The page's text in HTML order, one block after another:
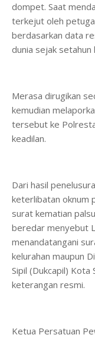
dompet. Saat
terkejut oleh
berdasarkan data
dunia sejak setahun
Merasa dirugikan
kemudian
tersebut ke
keadilan.
Dari hasil
keterlibatan oknum
surat kematian
beredar menyebut
menandatangani
kelurahan maupun
Sipil (Dukcapil)
keterangan resmi.
Ketua Persatuan